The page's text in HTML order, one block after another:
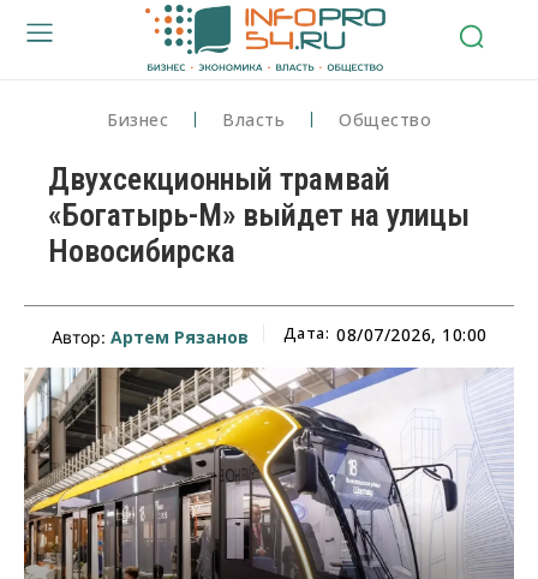
Бизнес Власть Общество
Двухсекционный трамвай
«Богатырь-М» выйдет на улицы
Новосибирска
Автор: Артем Рязанов Дата: 08/07/2026, 10:00